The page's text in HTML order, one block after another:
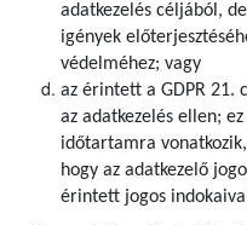
adatkezelés céljából,
igények
védelméhez; vagy
az érintett a GDPR 21.
az adatkezelés ellen;
időtartamra
hogy az adatkezelő
érintett jogos